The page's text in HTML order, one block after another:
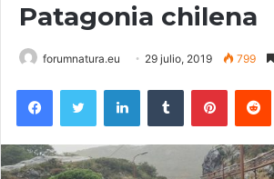
Patagonia chilena
forumnatura.eu 29 julio, 2019 799
FacebookTwitter LinkedInTumblr Pinterest